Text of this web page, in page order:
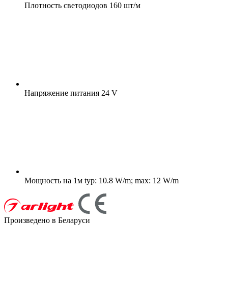
Плотность светодиодов 160 шт/м
Напряжение питания 24 V
Мощность на 1м typ: 10.8 W/m; max: 12 W/m
Произведено в Беларуси